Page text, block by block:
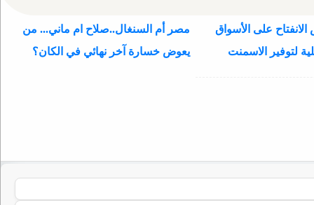
على الأسواق
لتوفير الاسمنت
مصر أم السنغال..صلاح ام ماني... من
يعوض خسارة آخر نهائي في الكان؟